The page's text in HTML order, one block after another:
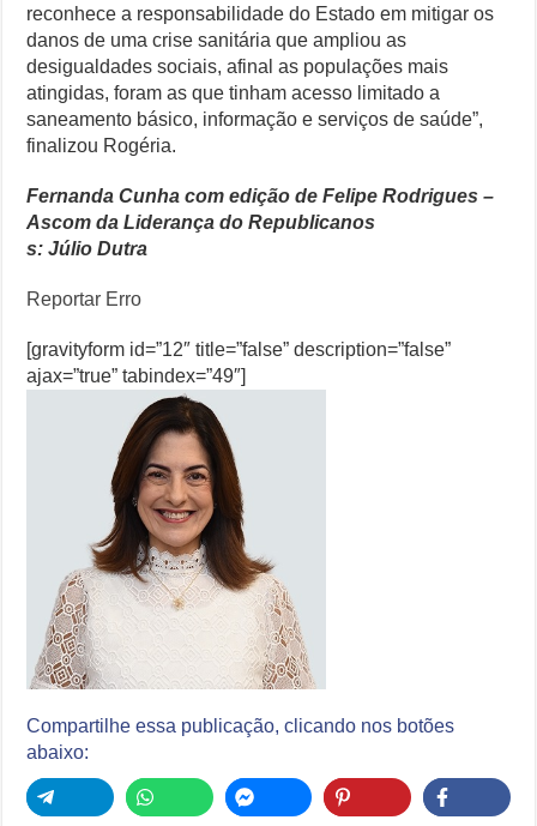
reconhece a responsabilidade do Estado em mitigar os
danos de uma crise sanitária que ampliou as
desigualdades sociais, afinal as populações mais
atingidas, foram as que tinham acesso limitado a
saneamento básico, informação e serviços de saúde”,
finalizou Rogéria.
Fernanda Cunha com edição de Felipe Rodrigues –
Ascom da Liderança do Republicanos
s: Júlio Dutra
Reportar Erro
[gravityform id=”12″ title=”false” description=”false”
ajax=”true” tabindex=”49″]
Compartilhe essa publicação, clicando nos botões
abaixo: